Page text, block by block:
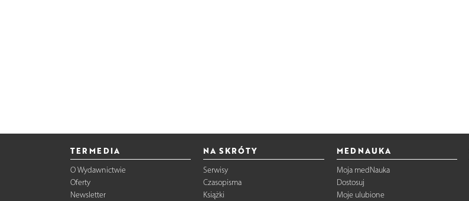
TERMEDIA
O Wydawnictwie
Oferty
Newsletter
NA SKRÓTY
Serwisy
Czasopisma
Książki
MEDNAUKA
Moja medNauka
Dostosuj
Moje ulubione